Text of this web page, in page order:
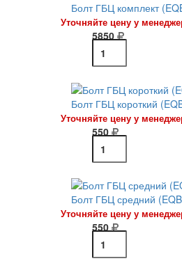
Болт ГБЦ комплект
Уточняйте цену у
5850
Болт ГБЦ короткий
Уточняйте цену у
550
Болт ГБЦ средний
Уточняйте цену у
550